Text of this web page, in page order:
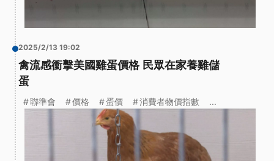
2025/2/13 19:02
禽流感衝擊美國雞蛋價格 民眾在家養雞儲
蛋
聯準會 價格 蛋價 消費者物價指數 ...